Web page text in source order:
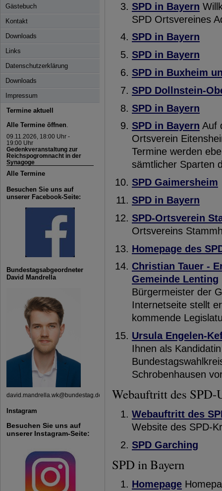
Gästebuch
Kontakt
Downloads
Links
Datenschutzerklärung
Downloads
Impressum
Termine aktuell
Alle Termine öffnen.
09.11.2026, 18:00 Uhr -
19:00 Uhr
Gedenkveranstaltung zur
Reichspogromnacht in der
Synagoge
Alle Termine
Besuchen Sie uns auf
unserer Facebook-Seite:
Bundestagsabgeordneter
David Mandrella
david.mandrella.wk@bundestag.de
Instagram
Besuchen Sie uns auf
unserer Instagram-Seite:
SPD in Bayern
SPD Ortsvereines
SPD in Bayern
SPD in Bayern
SPD in Buxheim
SPD Dollnstein-
SPD in Bayern
SPD in Bayern Auf
Ortsverein
Termine werden
sämtlicher Sparten
SPD Gaimersheim
SPD in Bayern
SPD-Ortsverein
Ortsvereins
Homepage des
Christian Tauer -
Gemeinde Lenting
Bürgermeister der
Internetseite stellt
kommende
Ursula Engelen-
Ihnen als
Schrobenhausen
Webauftritt des SPD-
Webauftritt des
Website des SPD-
SPD Garching
SPD in Bayern
Homepage